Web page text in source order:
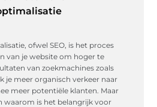
ofwel SEO, is het proces
van je website om hoger te
van zoekmachines zoals
je meer organisch verkeer naar
meer potentiële klanten. Maar
waarom is het belangrijk voor